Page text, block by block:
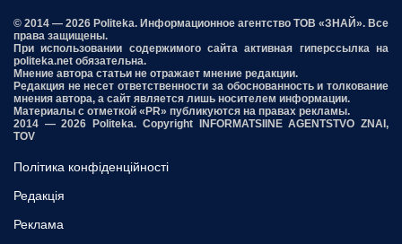
© 2014 — 2026 Politeka. Информационное агентство ТОВ «ЗНАЙ». Все
права защищены.
При использовании содержимого сайта активная гиперссылка на
politeka.net обязательна.
Мнение автора статьи не отражает мнение редакции.
Редакция не несет ответственности за обоснованность и толкование
мнения автора, а сайт является лишь носителем информации.
Материалы с отметкой «PR» публикуются на правах рекламы.
2014 — 2026 Politeka. Copyright INFORMATSIINE AGENTSTVO ZNAI,
TOV
Політика конфіденційності
Редакція
Реклама